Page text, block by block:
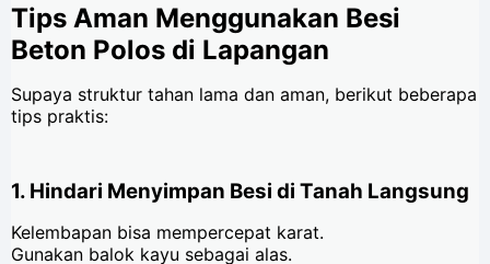
Tips Aman Menggunakan Besi
Beton Polos di Lapangan
Supaya struktur tahan lama dan aman, berikut beberapa
tips praktis:
1. Hindari Menyimpan Besi di Tanah Langsung
Kelembapan bisa mempercepat karat.
Gunakan balok kayu sebagai alas.